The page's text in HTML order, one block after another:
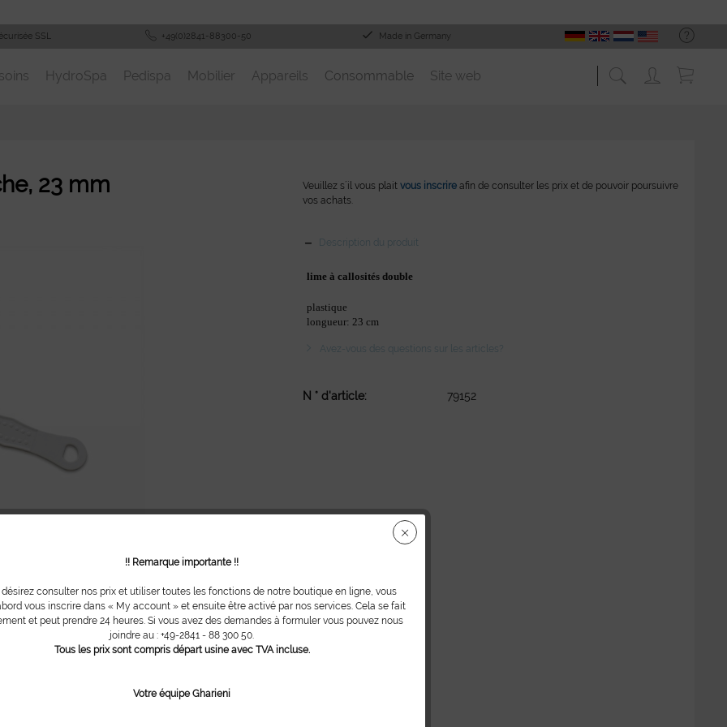
SSL +49(0)2841-88300-50 Made in Germany
HydroSpa Pedispa Mobilier Appareils Consommable Site web
23 mm Veuillez s´il vous plaitvous inscrire afin de consulter les prix et de pouvoir poursuivre
vos achats.
Description du produit
lime à callosités double
plastique
longueur: 23 cm
Avez-vous des questions sur les articles?
N ° d'article: 79152
!! Remarque importante !!
désirez consulter nos prix et utiliser toutes les fonctions de notre boutique en ligne, vous
vous inscrire dans « My account » et ensuite être activé par nos services. Cela se fait
et peut prendre 24 heures. Si vous avez des demandes à formuler vous pouvez nous
joindre au : +49-2841 - 88 300 50.
Tous les prix sont compris départ usine avec TVA incluse.
Votre équipe Gharieni